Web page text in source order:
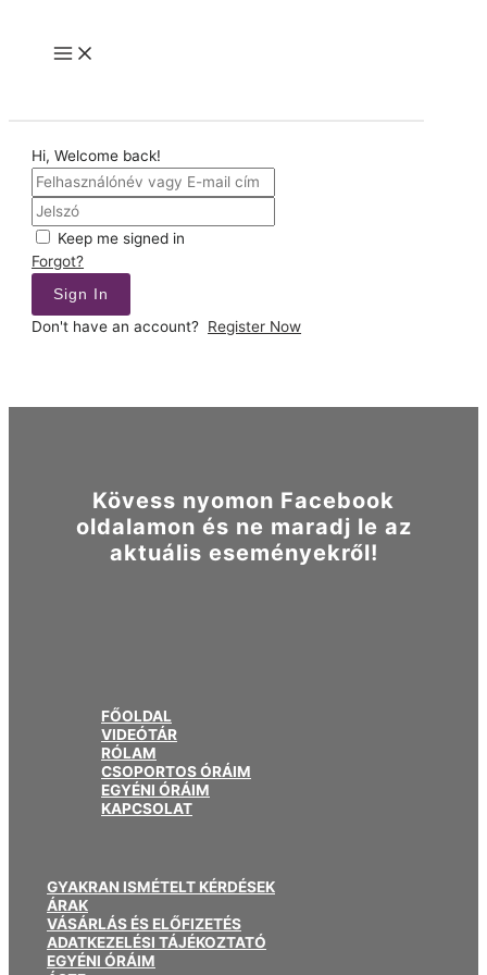
content
Main
Hi, Welcome back!
Keep me signed in
Forgot?
Sign In
Don't have an account? Register Now
Kövess nyomon Facebook
oldalamon és ne maradj le az
aktuális eseményekről!
FŐOLDAL
VIDEÓTÁR
RÓLAM
CSOPORTOS ÓRÁIM
EGYÉNI ÓRÁIM
KAPCSOLAT
GYAKRAN ISMÉTELT KÉRDÉSEK
ÁRAK
VÁSÁRLÁS ÉS ELŐFIZETÉS
ADATKEZELÉSI TÁJÉKOZTATÓ
EGYÉNI ÓRÁIM